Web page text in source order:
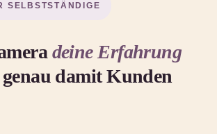
SELBSTSTÄNDIGE
deine Erfahrung
damit Kunden